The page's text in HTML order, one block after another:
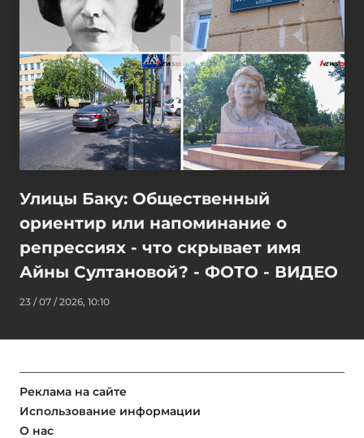
Улицы Баку: Общественный
ориентир или напоминание о
репрессиях - что скрывает имя
Айны Султановой? - ФОТО - ВИДЕО
23 / 07 / 2026, 10:10
Реклама на сайте
Использование информации
О нас